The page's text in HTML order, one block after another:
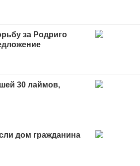
за Родриго
30 лаймов,
дом гражданина